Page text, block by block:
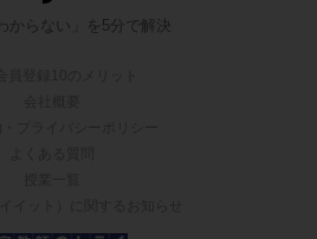
からない」を5分で解決